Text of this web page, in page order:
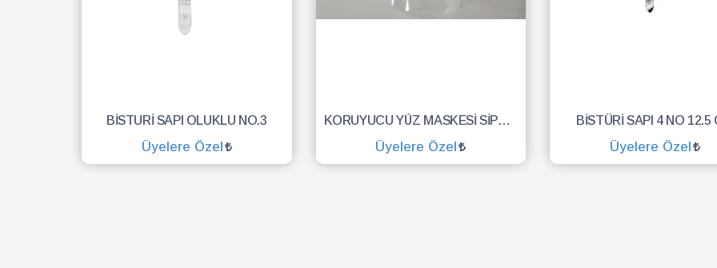
BİSTURİ SAPI OLUKLU NO.3
Üyelere Özel
KORUYUCU YÜZ MASKESİ SİPERLİK.YÜZ KALKANI.DENTAL MASKE
Üyelere Özel
BİSTÜRİ SAPI 4 NO 12.5
Üyelere Özel